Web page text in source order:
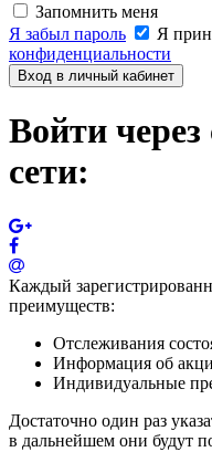
Запомнить меня
Я забыл пароль
Я
конфиденциальности
Вход в личный кабинет
Войти
сети:
Каждый
преимуществ:
Отслеживания
Информация об
Индивидуальные
Достаточно один раз
в дальнейшем они будут